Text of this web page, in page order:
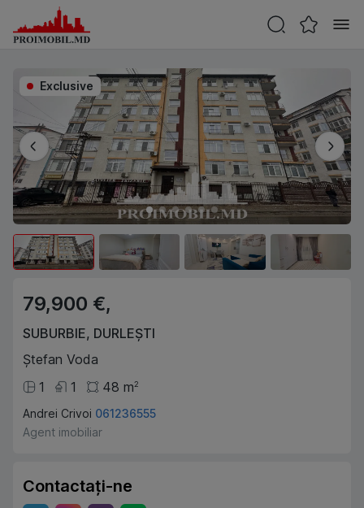
Exclusive
79,900 €,
SUBURBIE, DURLEȘTI
Ștefan Voda
1
1 48 m2
Andrei Crivoi 061236555
Agent imobiliar
Contactați-ne